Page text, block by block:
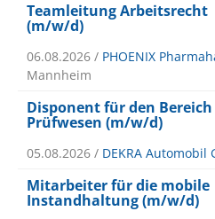
Teamleitung Arbeitsrecht
(m/w/d)
06.08.2026 / PHOENIX
Mannheim
Disponent für den Bereich
Prüfwesen (m/w/d)
05.08.2026 / DEKRA Automobil
Mitarbeiter für die mobile
Instandhaltung (m/w/d)